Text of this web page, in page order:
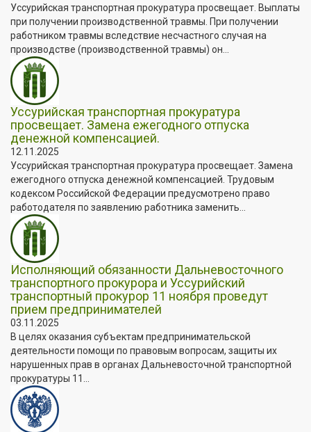
Уссурийская транспортная прокуратура просвещает. Выплаты
при получении производственной травмы. При получении
работником травмы вследствие несчастного случая на
производстве (производственной травмы) он...
Уссурийская транспортная прокуратура
просвещает. Замена ежегодного отпуска
денежной компенсацией.
12.11.2025
Уссурийская транспортная прокуратура просвещает. Замена
ежегодного отпуска денежной компенсацией. Трудовым
кодексом Российской Федерации предусмотрено право
работодателя по заявлению работника заменить...
Исполняющий обязанности Дальневосточного
транспортного прокурора и Уссурийский
транспортный прокурор 11 ноября проведут
прием предпринимателей
03.11.2025
В целях оказания субъектам предпринимательской
деятельности помощи по правовым вопросам, защиты их
нарушенных прав в органах Дальневосточной транспортной
прокуратуры 11...